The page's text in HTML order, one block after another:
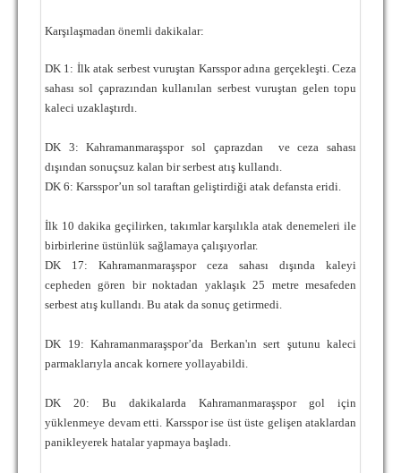
Karşılaşmadan önemli dakikalar:
DK 1: İlk atak serbest vuruştan Karsspor adına gerçekleşti. Ceza
sahası sol çaprazından kullanılan serbest vuruştan gelen topu
kaleci uzaklaştırdı.
DK 3: Kahramanmaraşspor sol çaprazdan
ve ceza sahası
dışından sonuçsuz kalan bir serbest atış kullandı.
DK 6: Karsspor’un sol taraftan geliştirdiği atak defansta eridi.
İlk 10 dakika geçilirken, takımlar karşılıkla atak denemeleri ile
birbirlerine üstünlük sağlamaya çalışıyorlar.
DK 17: Kahramanmaraşspor ceza sahası dışında kaleyi
cepheden gören bir noktadan yaklaşık 25 metre mesafeden
serbest atış kullandı. Bu atak da sonuç getirmedi.
DK 19: Kahramanmaraşspor’da Berkan'ın sert şutunu kaleci
parmaklarıyla ancak kornere yollayabildi.
DK 20: Bu dakikalarda Kahramanmaraşspor gol için
yüklenmeye devam etti. Karsspor ise üst üste gelişen ataklardan
panikleyerek hatalar yapmaya başladı.